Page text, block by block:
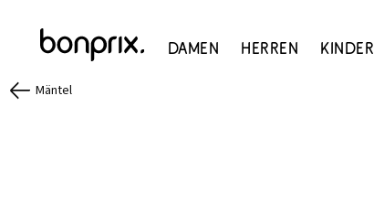
Damen Herren Kinder
Mäntel